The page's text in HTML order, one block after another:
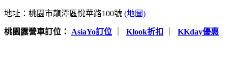
地址：桃園市龍潭區悅華路100號 (地圖)
桃園露營車訂位： AsiaYo訂位 Klook折扣 KKday優惠